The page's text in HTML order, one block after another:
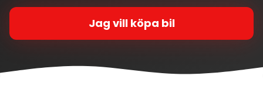
Jag vill köpa bil